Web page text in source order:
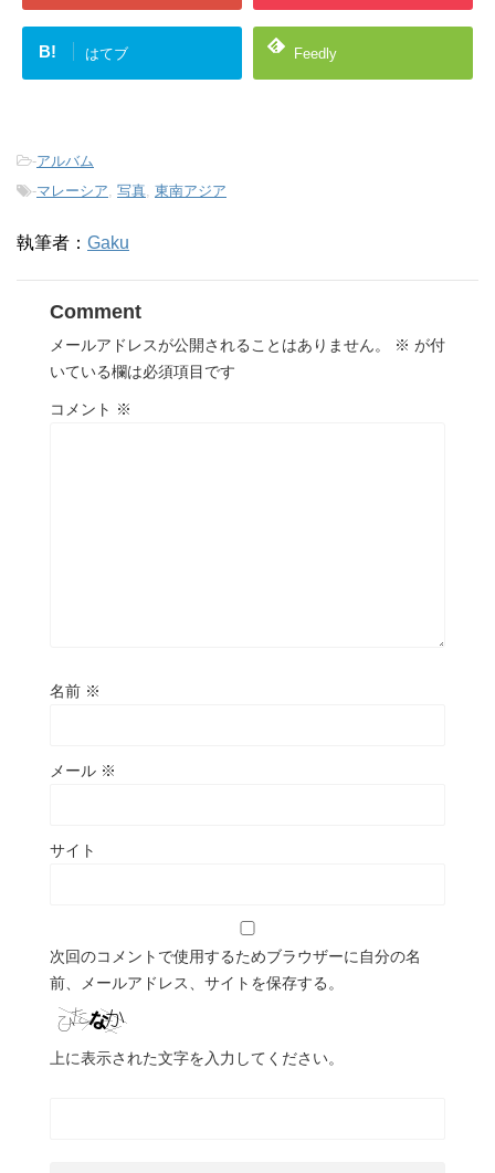
B! はてブ Feedly
-アルバム
-マレーシア, 写真, 東南アジア
執筆者： Gaku
Comment
メールアドレスが公開されることはありません。 ※ が付
いている欄は必須項目です
コメント ※
名前 ※
メール ※
サイト
次回のコメントで使用するためブラウザーに自分の名
前、メールアドレス、サイトを保存する。
上に表示された文字を入力してください。